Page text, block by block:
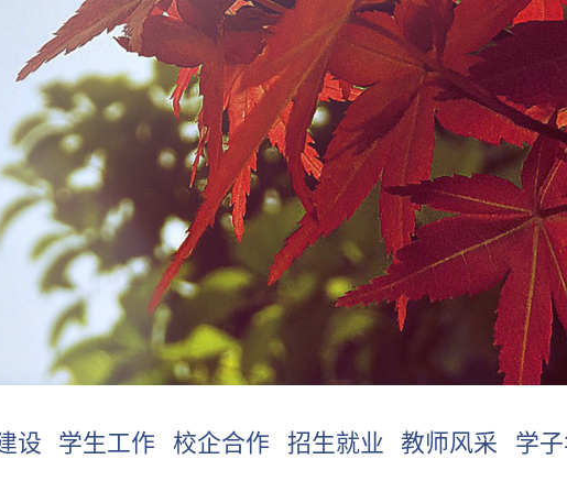
设 学生工作 校企合作 招生就业 教师风采 学